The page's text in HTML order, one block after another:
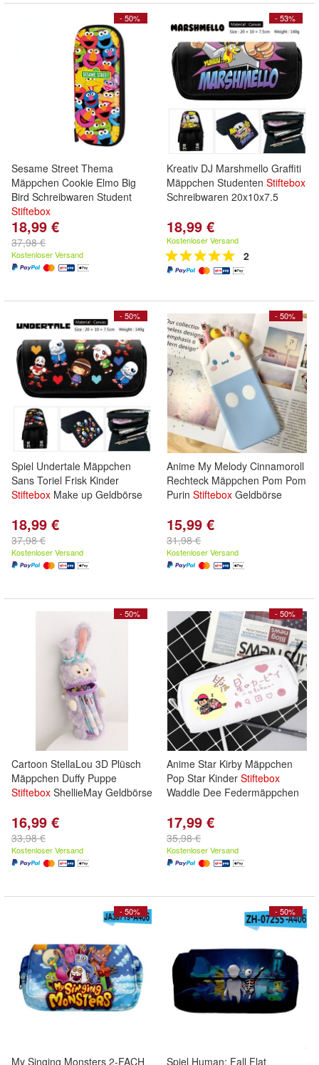
- 50%
Sesame Street Thema
Mäppchen Cookie Elmo Big
Bird Schreibwaren Student
Stiftebox
18,99 €
37,98 €
Kostenloser Versand
- 53%
Kreativ DJ Marshmello Graffiti
Mäppchen Studenten Stiftebox
Schreibwaren 20x10x7.5
18,99 €
Kostenloser Versand
2
- 50%
Spiel Undertale Mäppchen
Sans Toriel Frisk Kinder
Stiftebox Make up Geldbörse
18,99 €
37,98 €
Kostenloser Versand
- 50%
Anime My Melody Cinnamoroll
Rechteck Mäppchen Pom Pom
Purin Stiftebox Geldbörse
15,99 €
31,98 €
Kostenloser Versand
- 50%
Cartoon StellaLou 3D Plüsch
Mäppchen Duffy Puppe
Stiftebox ShellieMay Geldbörse
16,99 €
33,98 €
Kostenloser Versand
- 50%
Anime Star Kirby Mäppchen
Pop Star Kinder Stiftebox
Waddle Dee Federmäppchen
17,99 €
35,98 €
Kostenloser Versand
- 50%
My Singing Monsters 2-FACH
- 50%
Spiel Human: Fall Flat